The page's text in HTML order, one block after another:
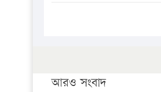
আরও সংবাদ